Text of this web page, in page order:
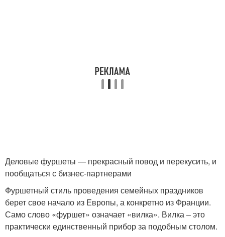
Деловые фуршеты — прекрасный повод и перекусить, и
пообщаться с бизнес-партнерами
Фуршетный стиль проведения семейных праздников
берет свое начало из Европы, а конкретно из Франции.
Само слово «фуршет» означает «вилка». Вилка – это
практически единственный прибор за подобным столом.